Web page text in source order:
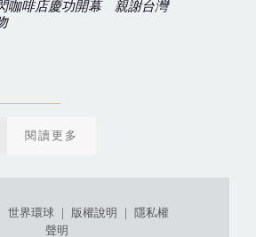
咖啡店慶功開幕 親謝台灣
閱讀更多
世界環球 ｜ 版權說明 ｜ 隱私權
聲明